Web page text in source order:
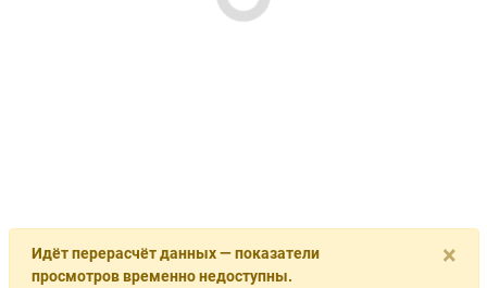
×
Идёт перерасчёт данных — показатели
просмотров временно недоступны.